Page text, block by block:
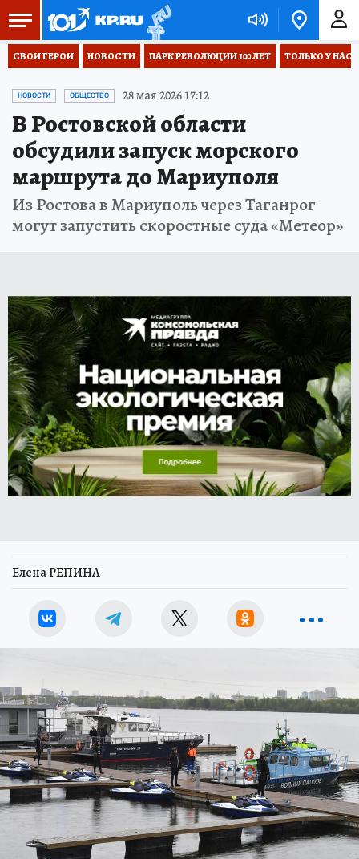
СВОИ ГЕРОИ НОВОСТИ ПАРК РЕВОЛЮЦИИ 100 ЛЕТ ТОЛЬКО У НАС
НОВОСТИ ОБЩЕСТВО 28 мая 2026 17:12
В Ростовской области
обсудили запуск морского
маршрута до Мариуполя
Из Ростова в Мариуполь через Таганрог
могут запустить скоростные суда «Метеор»
Елена РЕПИНА